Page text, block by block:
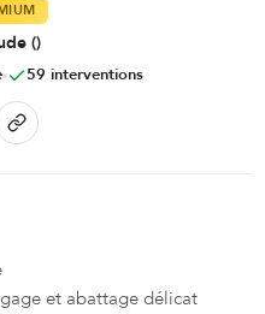
()
59 interventions
et abattage délicat